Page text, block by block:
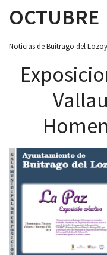
OCTUBRE
Noticias de Buitrago del